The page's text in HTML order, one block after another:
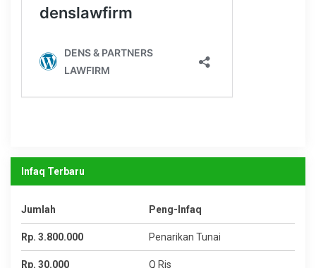
Infaq Terbaru
Jumlah Peng-Infaq
Rp. 3.800.000 Penarikan Tunai
Rp. 30.000 Q Ris